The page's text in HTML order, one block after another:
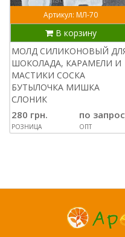
Артикул: МЛ-70
В корзину
МОЛД СИЛИКОНОВЫЙ
ШОКОЛАДА, КАРАМЕЛИ И
МАСТИКИ СОСКА
БУТЫЛОЧКА МИШКА
СЛОНИК
280 грн.
РОЗНИЦА
по
ОПТ